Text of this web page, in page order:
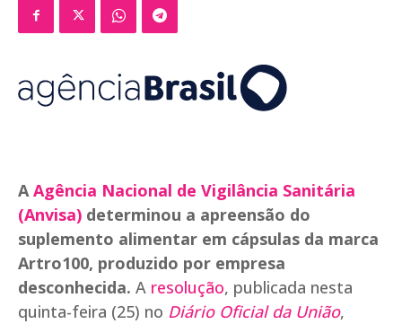
AAgência Nacional de Vigilância Sanitária
(Anvisa) determinou a apreensão do
suplemento alimentar em cápsulas da marca
Artro100, produzido por empresa
desconhecida. A resolução, publicada nesta
quinta-feira (25) no Diário Oficial da União,